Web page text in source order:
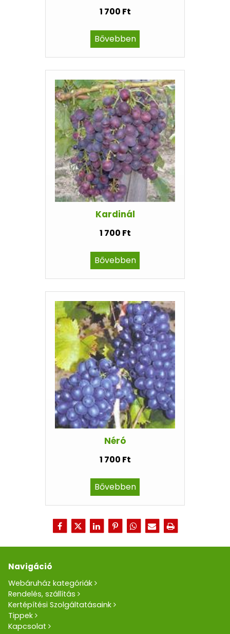
1 700 Ft
Bővebben
Kardinál
1 700 Ft
Bővebben
Néró
1 700 Ft
Bővebben
Navigáció
Webáruház kategóriák
Rendelés, szállítás
Kertépítési Szolgáltatásaink
Tippek
Kapcsolat